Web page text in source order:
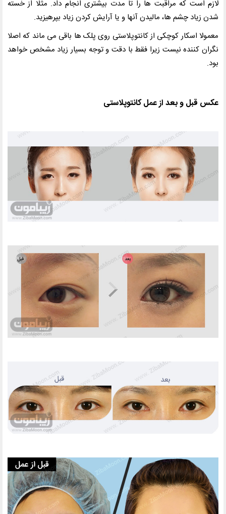
لازم است که مراقبت ها را تا مدت بیشتری انجام داد. مثلا از خسته
شدن زیاد چشم ها، مالیدن آنها و یا آرایش کردن زیاد بپرهیزید.
معمولا اسکار کوچکی از کانتوپلاستی روی پلک ها باقی می ماند که اصلا
نگران کننده نیست زیرا فقط با دقت و توجه بسیار زیاد مشخص خواهد
بود.
عکس قبل و بعد از عمل کانتوپلاستی